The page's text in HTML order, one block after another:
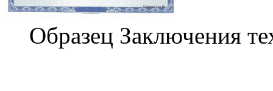
Образец Заключения